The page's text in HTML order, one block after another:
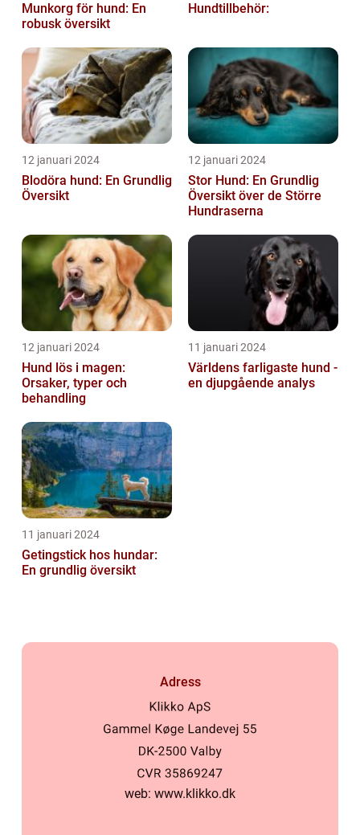
Munkorg för hund: En
robusk översikt
Hundtillbehör:
12 januari 2024
Blodöra hund: En Grundlig
Översikt
12 januari 2024
Stor Hund: En Grundlig
Översikt över de Större
Hundraserna
12 januari 2024
Hund lös i magen:
Orsaker, typer och
behandling
11 januari 2024
Världens farligaste hund -
en djupgående analys
11 januari 2024
Getingstick hos hundar:
En grundlig översikt
Adress
web: www.klikko.dk